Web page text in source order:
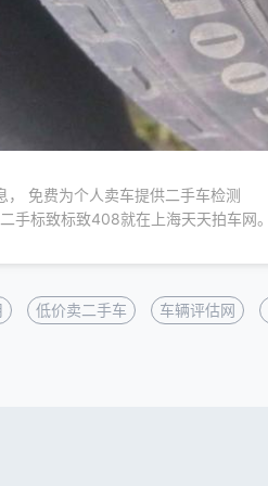
免费为个人卖车提供二手车检测
手标致标致408就在上海天天拍车网。
低价卖二手车 车辆评估网